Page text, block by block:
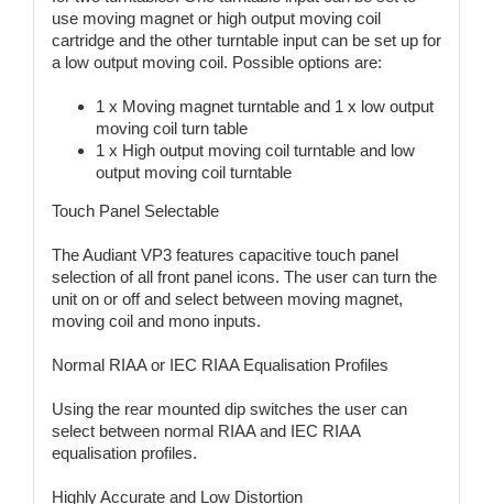
use moving magnet or high output moving coil
cartridge and the other turntable input can be set up for
a low output moving coil. Possible options are:
1 x Moving magnet turntable and 1 x low output
moving coil turn table
1 x High output moving coil turntable and low
output moving coil turntable
Touch Panel Selectable
The Audiant VP3 features capacitive touch panel
selection of all front panel icons. The user can turn the
unit on or off and select between moving magnet,
moving coil and mono inputs.
Normal RIAA or IEC RIAA Equalisation Profiles
Using the rear mounted dip switches the user can
select between normal RIAA and IEC RIAA
equalisation profiles.
Highly Accurate and Low Distortion